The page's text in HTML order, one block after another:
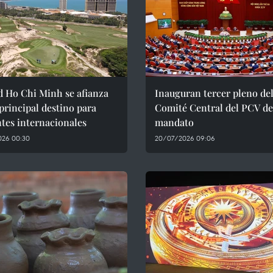
Ho Chi Minh se afianza
destino para
internacionales
00:30
Inauguran tercer pleno del
Comité Central del PCV
mandato
20/07/2026 09:06